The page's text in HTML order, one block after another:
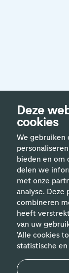
Deze
cookies
We gebruiken
bieden en om
delen we
met onze
analyse. Deze
combineren
heeft
van uw
'Alle cookies
statistische
Handige
Vakgebieden
Contact